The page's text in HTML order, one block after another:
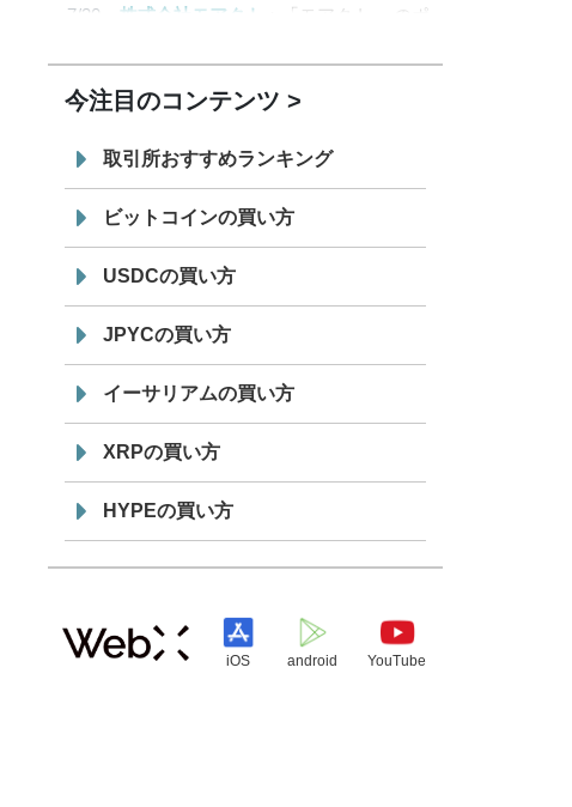
7/30
株式会社モアクト
「モアクト」 のポ
「 JPYC」を追加
19:30
てステーブルコイン「JPYSC」徹底解
説セミナーを開催
今注目のコンテンツ
取引所おすすめランキング
ビットコインの買い方
USDCの買い方
JPYCの買い方
イーサリアムの買い方
XRPの買い方
HYPEの買い方
iOS android YouTube